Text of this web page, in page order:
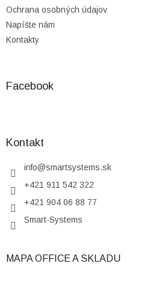
Ochrana osobných údajov
Napíšte nám
Kontakty
Facebook
Kontakt
info@smartsystems.sk
+421 911 542 322
+421 904 06 88 77
Smart-Systems
MAPA OFFICE A SKLADU